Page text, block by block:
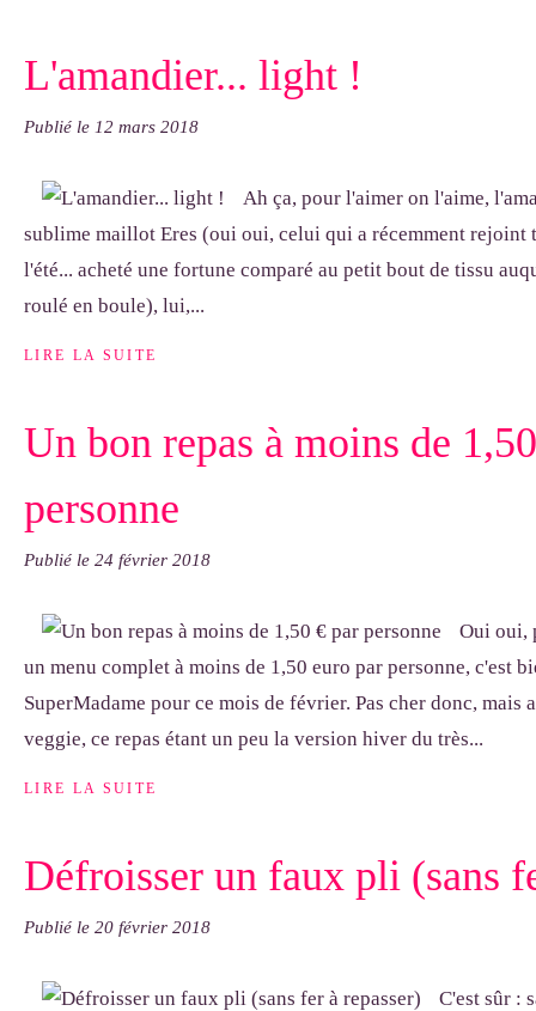
L'amandier... light !
Publié le 12 mars 2018
Ah ça, pour l'aimer on l'aime,
sublime maillot Eres (oui oui, celui qui a récemment rejoint
l'été... acheté une fortune comparé au petit bout de tissu
roulé en boule), lui,...
LIRE LA SUITE
Un bon repas à moins de
personne
Publié le 24 février 2018
Oui oui,
un menu complet à moins de 1,50 euro par personne, c'est
SuperMadame pour ce mois de février. Pas cher donc,
veggie, ce repas étant un peu la version hiver du très...
LIRE LA SUITE
Défroisser un faux pli (sans
Publié le 20 février 2018
C'est sûr :